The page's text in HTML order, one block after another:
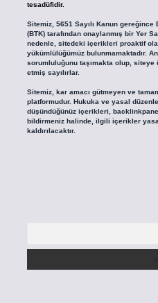
tesadüfidir.
Sitemiz, 5651 Sayılı Kanun
(BTK) tarafından onaylanmış bir Yer
nedenle, sitedeki içerikleri proaktif
yükümlülüğümüz bulunmamaktadır.
sorumluluğunu taşımakta olup,
etmiş sayılırlar.
Sitemiz, kar amacı gütmeyen ve
platformudur. Hukuka ve yasal
düşündüğünüz içerikleri,
bildirmeniz halinde, ilgili içerikler
kaldırılacaktır.